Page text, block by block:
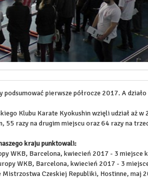
podsumować pierwsze półrocze 2017. A
Klubu Karate Kyokushin wzięli udział aż
55 razy na drugim miejscu oraz 64 razy na
kraju punktowali:
WKB, Barcelona, kwiecień 2017 - 3 miejsce
WKB, Barcelona, kwiecień 2017 - 3
Czeskiej Republiki, Hostinne, maj